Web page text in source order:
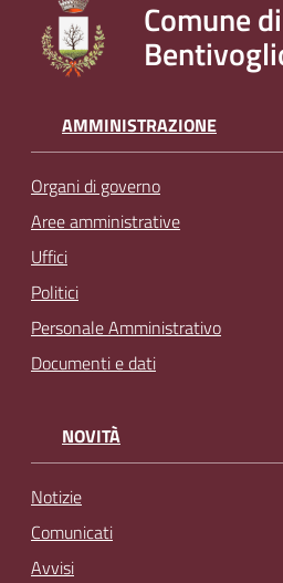
Tutti
gli
argomenti...
su
Comune di
AMMINISTRAZIONE
Organi di governo
Aree amministrative
Uffici
Politici
Personale Amministrativo
Documenti e dati
NOVITÀ
Notizie
Comunicati
Avvisi